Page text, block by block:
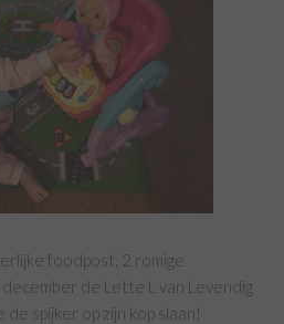
foodpost, 2 romige
de Lette L van Levendig
spijker op zijn kop slaan!